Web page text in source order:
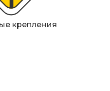
крепления